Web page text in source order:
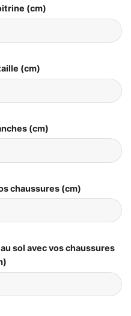
(cm)
(cm)
(cm)
chaussures (cm)
sol avec vos chaussures